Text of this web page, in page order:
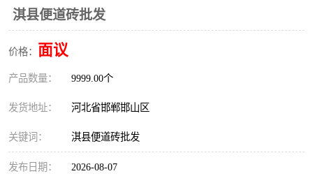
淇县便道砖批发
价格： 面议
产品数量： 9999.00个
发货地址： 河北省邯郸邯山区
关键词： 淇县便道砖批发
发布日期： 2026-08-07